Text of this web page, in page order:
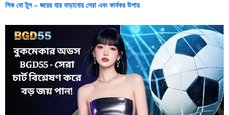
সিক বো টুল – জয়ের হার বাড়ানোর সেরা এবং কার্যকর উপায়